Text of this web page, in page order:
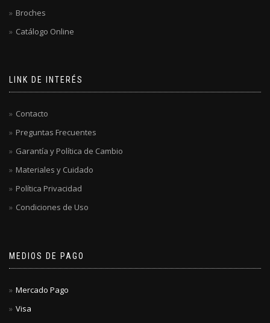
Broches
Catálogo Online
LINK DE INTERÉS
Contacto
Preguntas Frecuentes
Garantía y Política de Cambio
Materiales y Cuidado
Política Privacidad
Condiciones de Uso
MEDIOS DE PAGO
Mercado Pago
Visa